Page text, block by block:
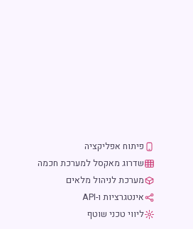
פיתוח אפליקציה
שדרוג מאקסל למערכת חכמה
מערכת לניהול מלאים
אינטגרציות ו-API
ליווי טכני שוטף